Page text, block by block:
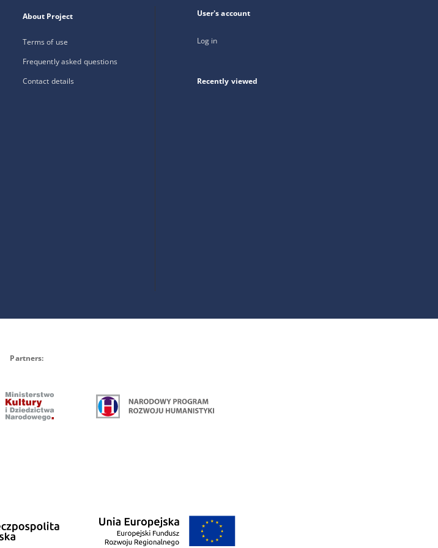
About Project
Terms of use
Frequently asked questions
Contact details
User's account
Log in
Recently viewed
Partners: